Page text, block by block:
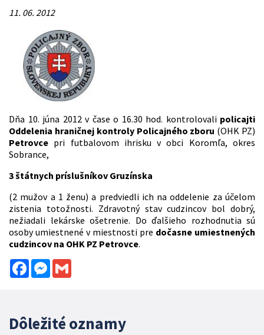
11. 06. 2012
Dňa 10. júna 2012 v čase o 16.30 hod. kontrolovali policajti
Oddelenia hraničnej kontroly Policajného zboru (OHK PZ)
Petrovce pri futbalovom ihrisku v obci Koromľa, okres
Sobrance,
3 štátnych príslušníkov Gruzínska
(2 mužov a 1 ženu) a predviedli ich na oddelenie za účelom
zistenia totožnosti. Zdravotný stav cudzincov bol dobrý,
nežiadali lekárske ošetrenie. Do ďalšieho rozhodnutia sú
osoby umiestnené v miestnosti pre dočasne umiestnených
cudzincov na OHK PZ Petrovce.
FacebookMessenger
Dôležité oznamy